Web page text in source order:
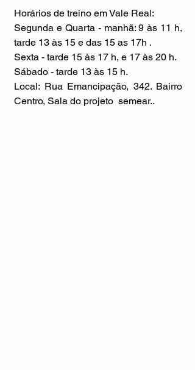
Horários de treino em Vale Real:
Segunda e Quarta - manhã: 9 às 11 h,
tarde 13 às 15 e das 15 as 17h .
Sexta - tarde 15 às 17 h, e 17 às 20 h.
Sábado - tarde 13 às 15 h.
Local: Rua Emancipação, 342. Bairro
Centro, Sala do projeto  semear..